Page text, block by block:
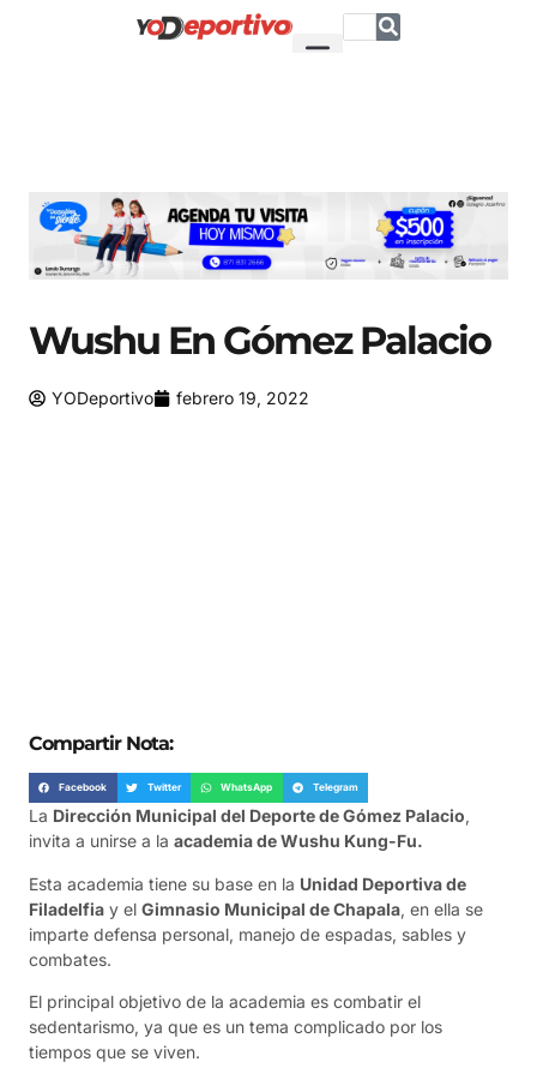
Wushu En Gómez Palacio
YODeportivo febrero 19, 2022
Compartir Nota:
Facebook Twitter WhatsApp Telegram
La Dirección Municipal del Deporte de Gómez Palacio,
invita a unirse a la academia de Wushu Kung-Fu.
Esta academia tiene su base en la Unidad Deportiva de
Filadelfia y el Gimnasio Municipal de Chapala, en ella se
imparte defensa personal, manejo de espadas, sables y
combates.
El principal objetivo de la academia es combatir el
sedentarismo, ya que es un tema complicado por los
tiempos que se viven.